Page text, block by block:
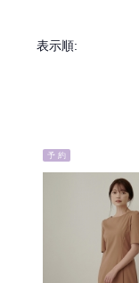
表示順:
予 約